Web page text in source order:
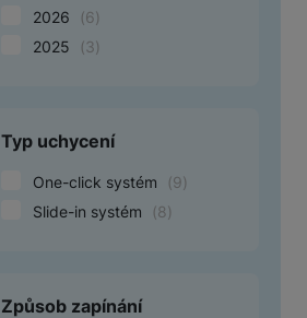
2026
(6)
2025
(3)
Typ uchycení
One-click systém (9)
Slide-in systém
(8)
Způsob zapínání